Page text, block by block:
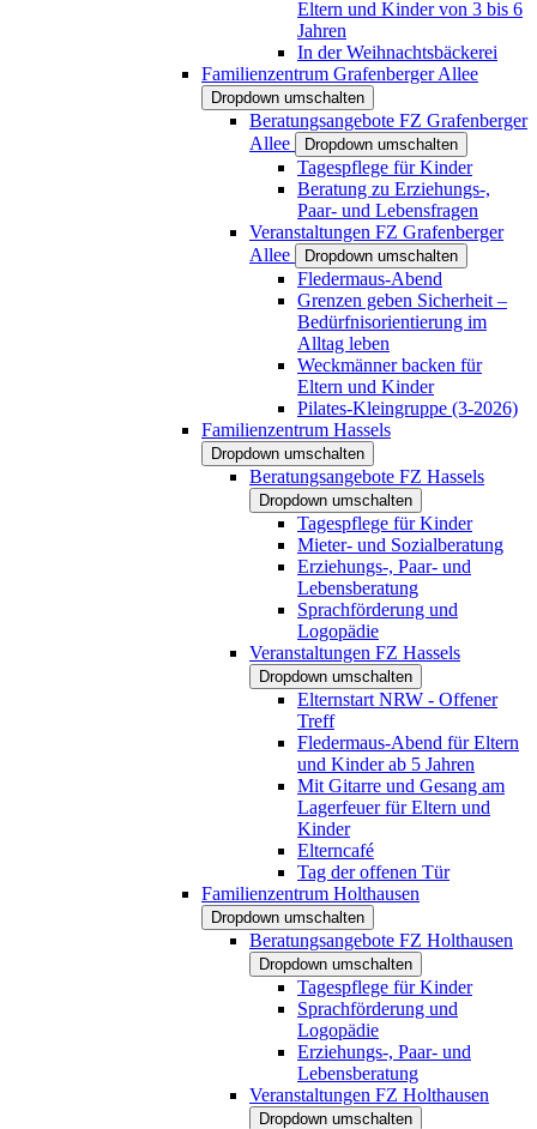
Eltern und Kinder von 3 bis 6
Jahren
In der Weihnachtsbäckerei
Familienzentrum Grafenberger Allee
Dropdown umschalten
Beratungsangebote FZ Grafenberger
Allee
Dropdown umschalten
Tagespflege für Kinder
Beratung zu Erziehungs-,
Paar- und Lebensfragen
Veranstaltungen FZ Grafenberger
Allee
Dropdown umschalten
Fledermaus-Abend
Grenzen geben Sicherheit –
Bedürfnisorientierung im
Alltag leben
Weckmänner backen für
Eltern und Kinder
Pilates-Kleingruppe (3-2026)
Familienzentrum Hassels
Dropdown umschalten
Beratungsangebote FZ Hassels
Dropdown umschalten
Tagespflege für Kinder
Mieter- und Sozialberatung
Erziehungs-, Paar- und
Lebensberatung
Sprachförderung und
Logopädie
Veranstaltungen FZ Hassels
Dropdown umschalten
Elternstart NRW - Offener
Treff
Fledermaus-Abend für Eltern
und Kinder ab 5 Jahren
Mit Gitarre und Gesang am
Lagerfeuer für Eltern und
Kinder
Elterncafé
Tag der offenen Tür
Familienzentrum Holthausen
Dropdown umschalten
Beratungsangebote FZ Holthausen
Dropdown umschalten
Tagespflege für Kinder
Sprachförderung und
Logopädie
Erziehungs-, Paar- und
Lebensberatung
Veranstaltungen FZ Holthausen
Dropdown umschalten